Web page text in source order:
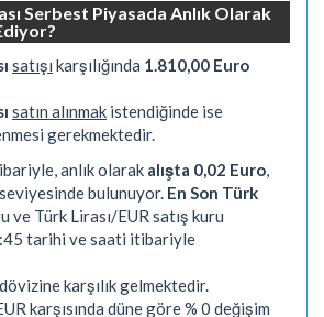
Serbest Piyasada Anlık Olarak
satışı karşılığında 1.810,00 Euro
satın alınmak istendiğinde ise
gerekmektedir.
anlık olarak alışta 0,02 Euro
seviyesinde bulunuyor. En Son Türk
ve Türk Lirası/EUR satış kuru
tarihi ve saati itibariyle
dövizine karşılık gelmektedir.
karşısında düne göre % 0 değişim